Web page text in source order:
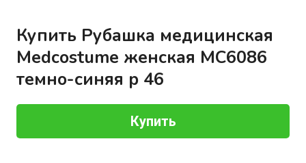
Купить Рубашка медицинская
Medcostume женская MC6086
темно-синяя р 46
Купить